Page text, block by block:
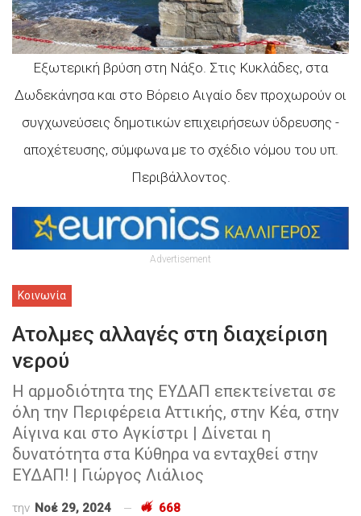
Εξωτερική βρύση στη Νάξο. Στις Κυκλάδες, στα
Δωδεκάνησα και στο Βόρειο Αιγαίο δεν προχωρούν οι
συγχωνεύσεις δημοτικών επιχειρήσεων ύδρευσης -
αποχέτευσης, σύμφωνα με το σχέδιο νόμου του υπ.
Περιβάλλοντος.
Advertisement
Κοινωνία
Ατολμες αλλαγές στη διαχείριση
νερού
Η αρμοδιότητα της ΕΥΔΑΠ επεκτείνεται σε
όλη την Περιφέρεια Αττικής, στην Κέα, στην
Αίγινα και στο Αγκίστρι | Δίνεται η
δυνατότητα στα Κύθηρα να ενταχθεί στην
ΕΥΔΑΠ! | Γιώργος Λιάλιος
την Νοέ 29, 2024 668